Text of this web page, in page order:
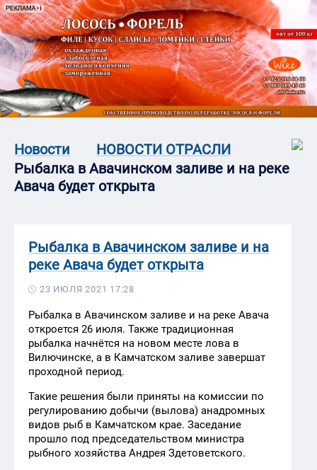
Новости
НОВОСТИ ОТРАСЛИ
​Рыбалка в Авачинском заливе и на реке
Авача будет открыта
​Рыбалка в Авачинском заливе и на
реке Авача будет открыта
23 ИЮЛЯ 2021 17:28
Рыбалка в Авачинском заливе и на реке Авача
откроется 26 июля. Также традиционная
рыбалка начнётся на новом месте лова в
Вилючинске, а в Камчатском заливе завершат
проходной период.
Такие решения были приняты на комиссии по
регулированию добычи (вылова) анадромных
видов рыб в Камчатском крае. Заседание
прошло под председательством министра
рыбного хозяйства Андрея Здетоветского.